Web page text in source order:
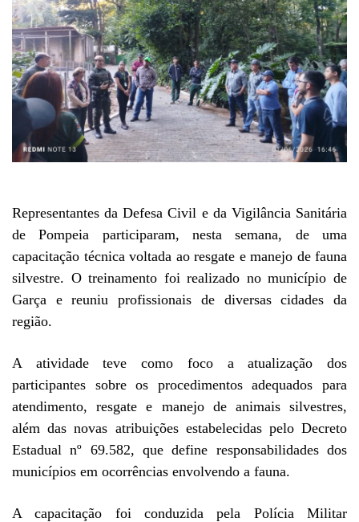
Representantes da Defesa Civil e da Vigilância Sanitária
de Pompeia participaram, nesta semana, de uma
capacitação técnica voltada ao resgate e manejo de fauna
silvestre. O treinamento foi realizado no município de
Garça e reuniu profissionais de diversas cidades da
região.
A atividade teve como foco a atualização dos
participantes sobre os procedimentos adequados para
atendimento, resgate e manejo de animais silvestres,
além das novas atribuições estabelecidas pelo Decreto
Estadual nº 69.582, que define responsabilidades dos
municípios em ocorrências envolvendo a fauna.
A capacitação foi conduzida pela Polícia Militar